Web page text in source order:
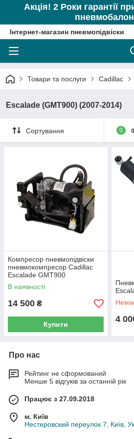
Акція! 2 Роки гарантії
Інтернет-магазин пневмопідвіски
Товари та послуги Cadillac
Escalade (GMT900) (2007-2014)
Сортування 0
Компресор пневмопідвіски
пневмокомпресор Cadillac
Escalade GMT900
В наявності
14 500 ₴
Купити
4
Про нас
Рейтинг не сформований
Менше 5 відгуків за останній рік
Працює з 27.09.2018
м. Київ
Нестеровский переулок 7, Київ,